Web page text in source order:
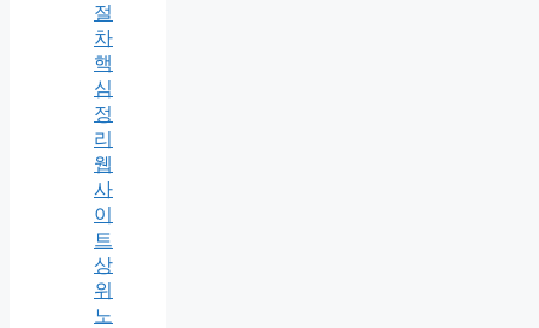
절
차
핵
심
정
리
웹
사
이
트
상
위
노